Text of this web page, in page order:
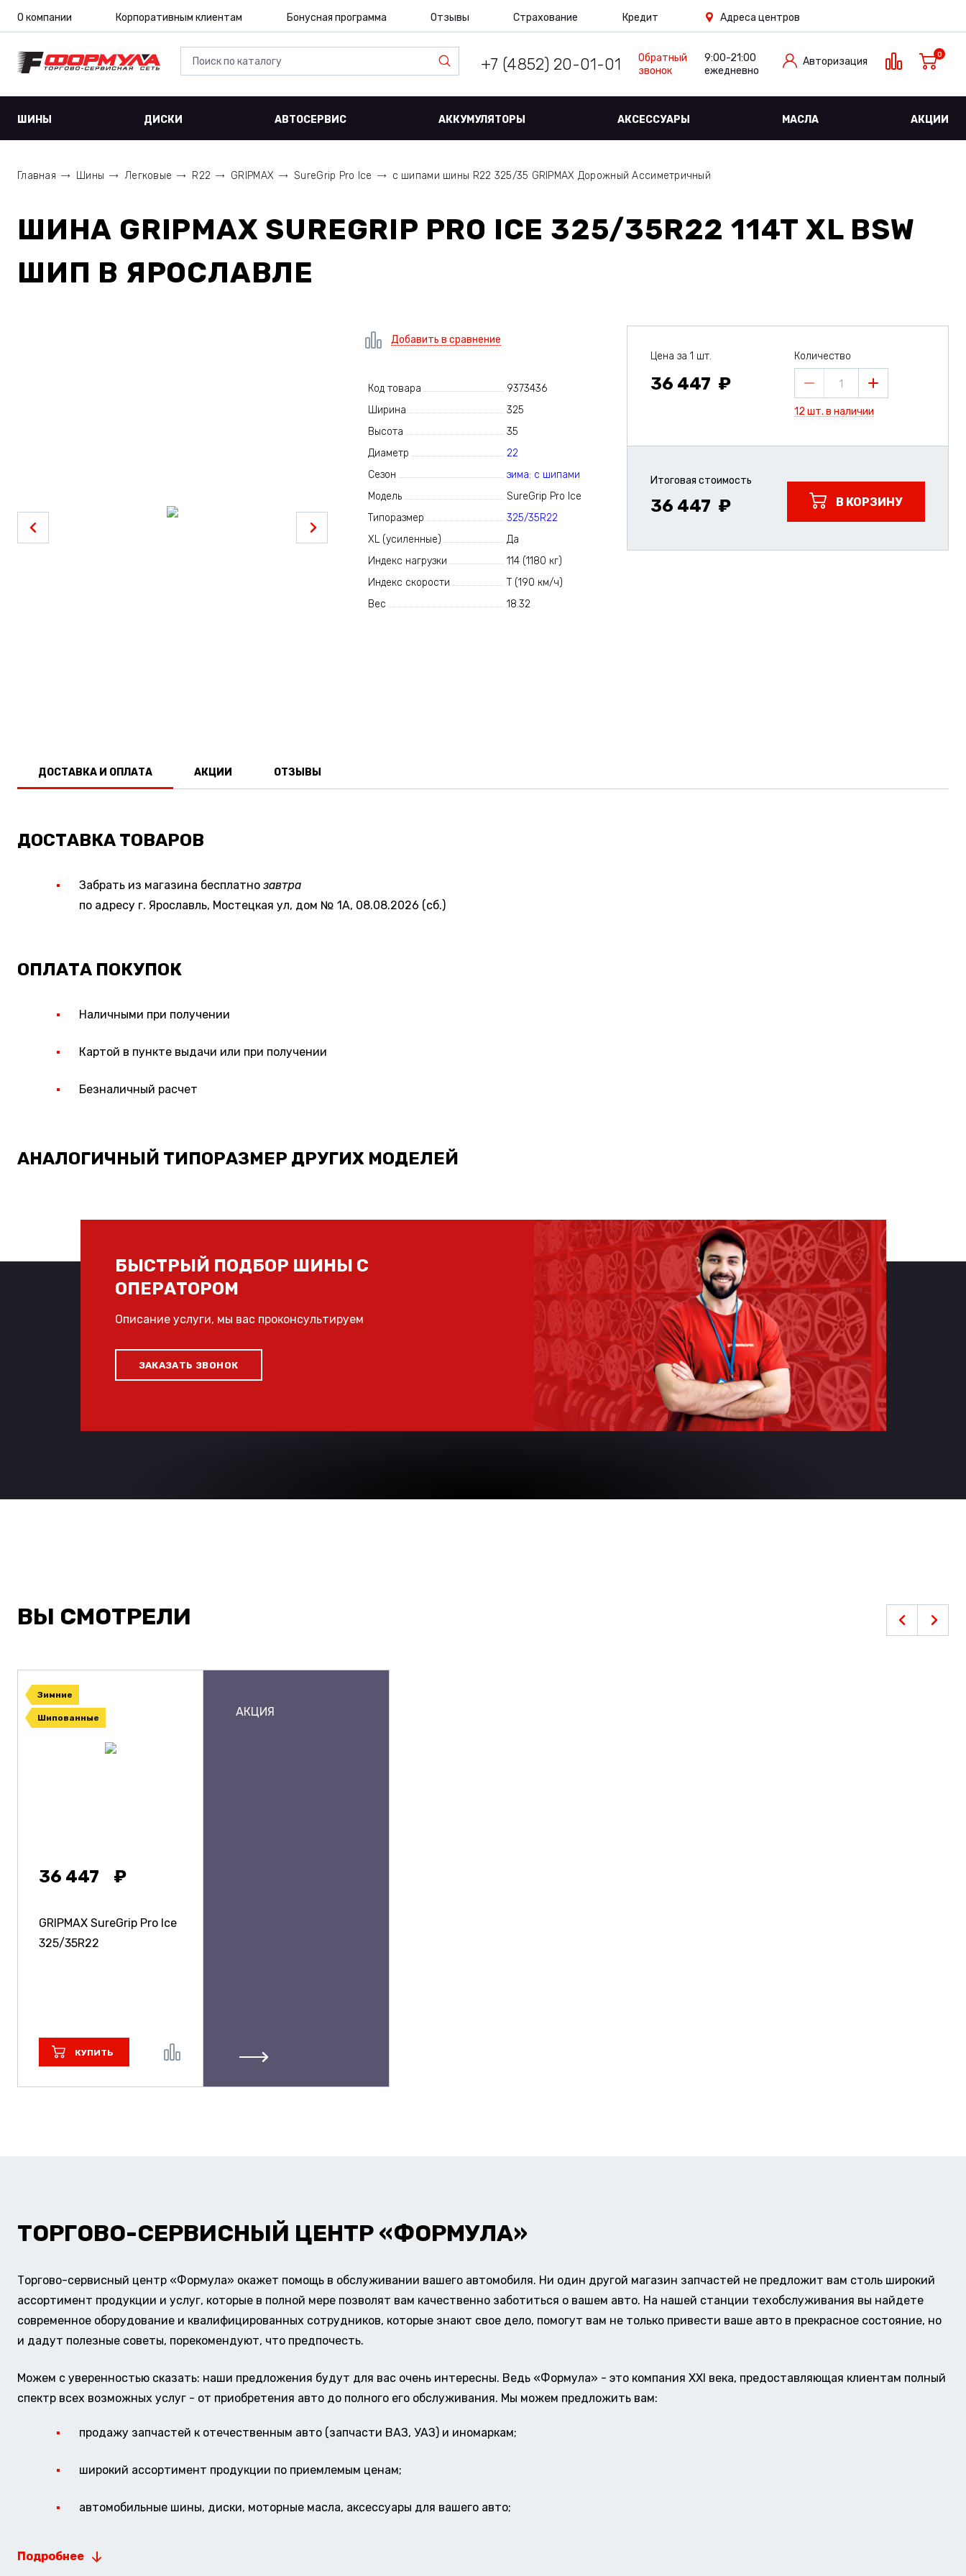
О компании Корпоративным клиентам Бонусная программа Отзывы Страхование Кредит Адреса центров
+7 (4852) 20-01-01
Обратный
звонок
9:00-21:00
ежедневно
Авторизация
0
ШИНЫ ДИСКИ АВТОСЕРВИС АККУМУЛЯТОРЫ АКСЕССУАРЫ МАСЛА АКЦИИ
Главная Шины Легковые R22 GRIPMAX SureGrip Pro Ice с шипами шины R22 325/35 GRIPMAX Дорожный Ассиметричный
ШИНА GRIPMAX SUREGRIP PRO ICE 325/35R22 114T XL BSW
ШИП В ЯРОСЛАВЛЕ
Добавить в сравнение
Код товара
9373436
Ширина
325
Высота
35
Диаметр
22
Сезон
зима: с шипами
Модель
SureGrip Pro Ice
Типоразмер
325/35R22
XL (усиленные)
Да
Индекс нагрузки
114 (1180 кг)
Индекс скорости
T (190 км/ч)
Вес
18.32
Цена за 1 шт.
36 447
Количество
1
12 шт. в наличии
Итоговая стоимость
36 447 В КОРЗИНУ
ДОСТАВКА И ОПЛАТА АКЦИИ ОТЗЫВЫ
ДОСТАВКА ТОВАРОВ
Забрать из магазина бесплатно завтра
по адресу г. Ярославль, Мостецкая ул, дом № 1А, 08.08.2026 (сб.)
ОПЛАТА ПОКУПОК
Наличными при получении
Картой в пункте выдачи или при получении
Безналичный расчет
АНАЛОГИЧНЫЙ ТИПОРАЗМЕР ДРУГИХ МОДЕЛЕЙ
БЫСТРЫЙ ПОДБОР ШИНЫ С
ОПЕРАТОРОМ
Описание услуги, мы вас проконсультируем
ЗАКАЗАТЬ ЗВОНОК
ВЫ СМОТРЕЛИ
Зимние
Шипованные
36 447
GRIPMAX SureGrip Pro Ice
325/35R22
КУПИТЬ
АКЦИЯ
ТОРГОВО-СЕРВИСНЫЙ ЦЕНТР «ФОРМУЛА»
Торгово-сервисный центр «Формула» окажет помощь в обслуживании вашего автомобиля. Ни один другой магазин запчастей не предложит вам столь широкий
ассортимент продукции и услуг, которые в полной мере позволят вам качественно заботиться о вашем авто. На нашей станции техобслуживания вы найдете
современное оборудование и квалифицированных сотрудников, которые знают свое дело, помогут вам не только привести ваше авто в прекрасное состояние, но
и дадут полезные советы, порекомендуют, что предпочесть.
Можем с уверенностью сказать: наши предложения будут для вас очень интересны. Ведь «Формула» - это компания XXI века, предоставляющая клиентам полный
спектр всех возможных услуг - от приобретения авто до полного его обслуживания. Мы можем предложить вам:
продажу запчастей к отечественным авто (запчасти ВАЗ, УАЗ) и иномаркам;
широкий ассортимент продукции по приемлемым ценам;
автомобильные шины, диски, моторные масла, аксессуары для вашего авто;
Подробнее